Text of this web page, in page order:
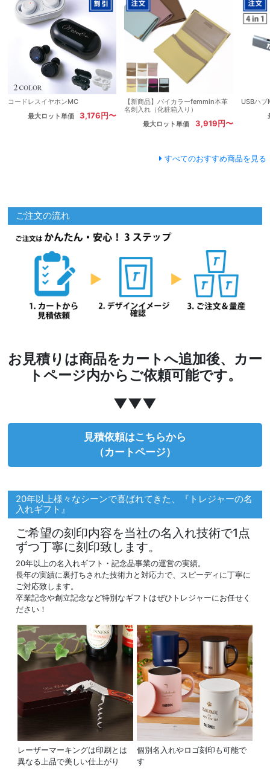
コードレスイヤホンMC
最大ロット単価
3,176円〜
【新商品】バイカラーfemmin本革
名刺入れ（化粧箱入り）
最大ロット単価
3,919円〜
USBハ
すべてのおすすめ商品を見る
ご注文の流れ
お見積りは商品をカートへ追加後、カー
トページ内からご依頼可能です。
▼▼▼
見積依頼はこちらから
（カートページ）
20年以上様々なシーンで喜ばれてきた、『トレジャーの名
入れギフト』
ご希望の刻印内容を当社の名入れ技術で1点
ずつ丁寧に刻印致します。
20年以上の名入れギフト・記念品事業の運営の実績。
長年の実績に裏打ちされた技術力と対応力で、スピーディに丁寧に
ご対応致します。
卒業記念や創立記念など特別なギフトはぜひトレジャーにお任せく
ださい！
レーザーマーキングは印刷とは
異なる上品で美しい仕上がり
個別名入れやロゴ刻印も可能で
す